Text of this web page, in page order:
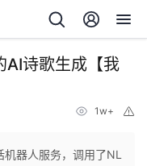
AI诗歌生成【我
1w+
机器人服务，调用了NL